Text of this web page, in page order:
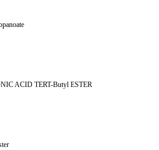
ACID TERT-Butyl ESTER